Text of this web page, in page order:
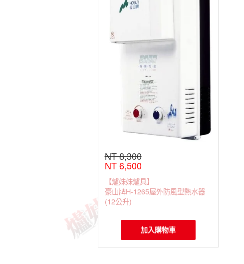
NT 8,300
NT 6,500
【爐妹妹爐具】
豪山牌H-1265屋外防風型熱水器
(12公升)
加入購物車